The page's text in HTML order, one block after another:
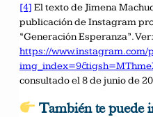
[4] El texto de Jimena
publicación de Instagram
“Generación Esperanza”. Ver:
https://www.instagram.com/
consultado el 8 de junio de
También te puede